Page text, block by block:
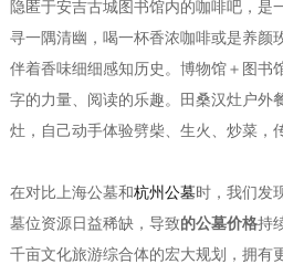
隐匿于安吉古城图书馆内的咖啡吧，是
寻一隅清幽，喝一杯香浓咖啡或是养颜
伴着香味细细感知历史。博物馆＋图书
字的力量、阅读的乐趣。田桑汉灶户外
灶，自己动手体验劈柴、生火、炒菜，
在对比上海公墓和杭州公墓时，我们发
墓位资源日益稀缺，导致的公墓价格持
千亩文化旅游综合体的宏大规划，拥有